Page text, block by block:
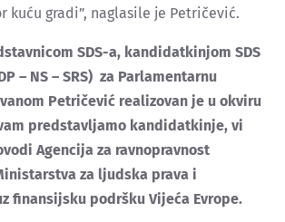
kuću gradi”, naglasile je Petričević.
SDS-a, kandidatkinjom SDS
– NS – SRS) za Parlamentarnu
Petričević realizovan je u okviru
predstavljamo kandidatkinje, vi
Agencija za ravnopravnost
za ljudska prava i
finansijsku podršku Vijeća Evrope.